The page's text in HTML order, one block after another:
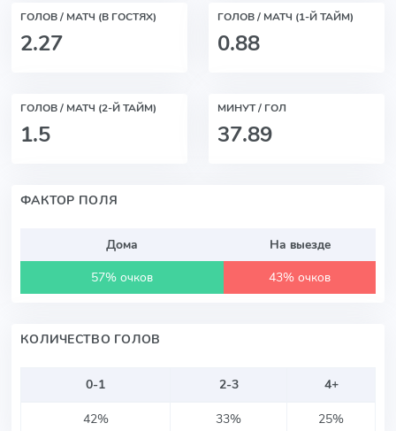
ГОЛОВ / МАТЧ (В ГОСТЯХ)
2.27
ГОЛОВ / МАТЧ (1-Й ТАЙМ)
0.88
ГОЛОВ / МАТЧ (2-Й ТАЙМ)
1.5
МИНУТ / ГОЛ
37.89
ФАКТОР ПОЛЯ
Дома
На выезде
57% очков
43% очков
КОЛИЧЕСТВО ГОЛОВ
0-1 2-3
4+
42%
33% 25%